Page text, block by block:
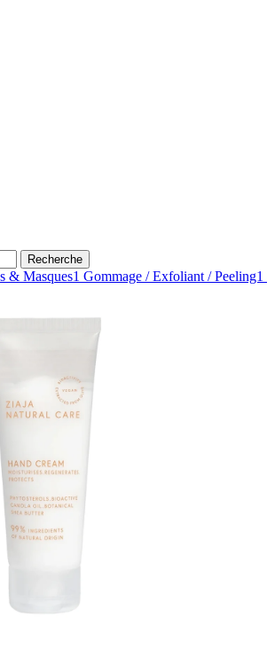
Recherche
& Masques1 Gommage / Exfoliant / Peeling1